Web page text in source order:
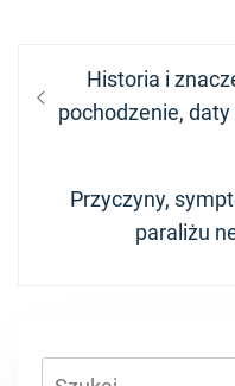
Nawigacja
wpisu
Previous
post:
Historia i
pochodzenie,
Next
Przyczyny,
paraliżu
Szukaj: